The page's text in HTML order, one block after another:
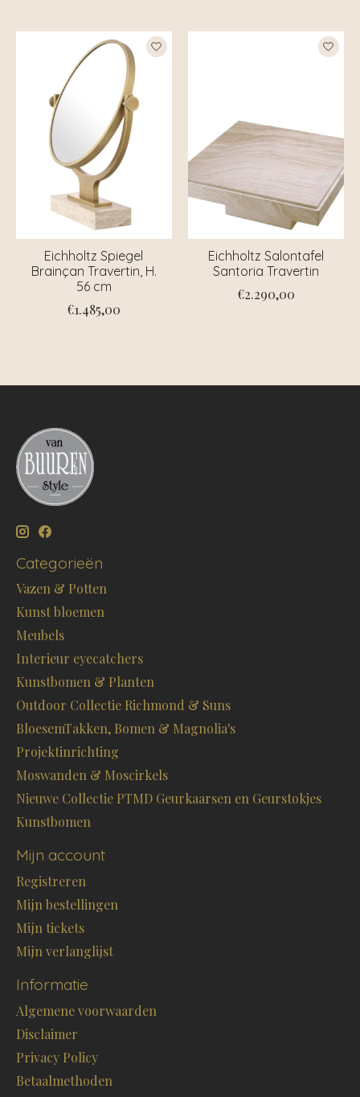
Eichholtz Spiegel
Brainçan Travertin, H.
56 cm
€1.485,00
Eichholtz Salontafel
Santoria Travertin
€2.290,00
Categorieën
Vazen & Potten
Kunst bloemen
Meubels
Interieur eyecatchers
Kunstbomen & Planten
Outdoor Collectie Richmond & Suns
BloesemTakken, Bomen & Magnolia's
Projektinrichting
Moswanden & Moscirkels
Nieuwe Collectie PTMD Geurkaarsen en Geurstokjes
Kunstbomen
Mijn account
Registreren
Mijn bestellingen
Mijn tickets
Mijn verlanglijst
Informatie
Algemene voorwaarden
Disclaimer
Privacy Policy
Betaalmethoden